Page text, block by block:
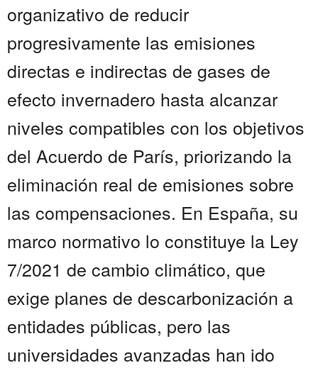
organizativo de reducir
progresivamente las emisiones
directas e indirectas de gases de
efecto invernadero hasta alcanzar
niveles compatibles con los objetivos
del Acuerdo de París, priorizando la
eliminación real de emisiones sobre
las compensaciones. En España, su
marco normativo lo constituye la Ley
7/2021 de cambio climático, que
exige planes de descarbonización a
entidades públicas, pero las
universidades avanzadas han ido